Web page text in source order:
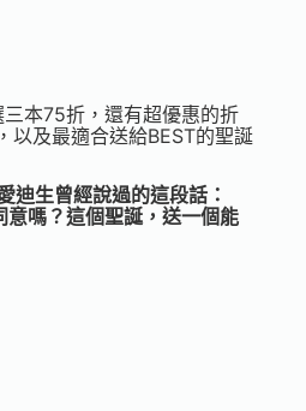
本75折，還有超優惠的折
以及最適合送給BEST的聖誕
迪生曾經說過的這段話：
意嗎？這個聖誕，送一個能